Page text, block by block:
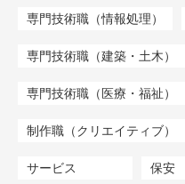
専門技術職（情報処理）
専門技術職（建築・土木）
専門技術職（医療・福祉）
制作職（クリエイティブ）
サービス 保安